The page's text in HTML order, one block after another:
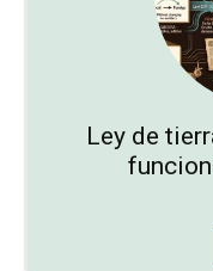
Ley de